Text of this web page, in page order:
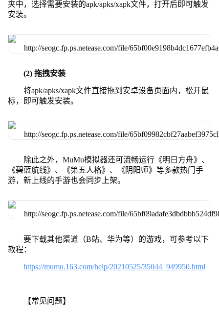
夹中，选择需要安装的apk/apks/xapk文件，打开后即可触发
安装。
(2) 拖拽安装
将apk/apks/xapk文件直接拖到安卓设备页面内，松开鼠
标，即可触发安装。
除此之外，MuMu模拟器还可流畅运行《明日方舟》、
《碧蓝航线》、《第五人格》、《阴阳师》等多款热门手
游，新上线的手游也会同步上架。
要下载其他渠道（B站、华为等）的游戏，可参考以下
教程：
https://mumu.163.com/help/20210525/35044_949950.html
【常见问题】